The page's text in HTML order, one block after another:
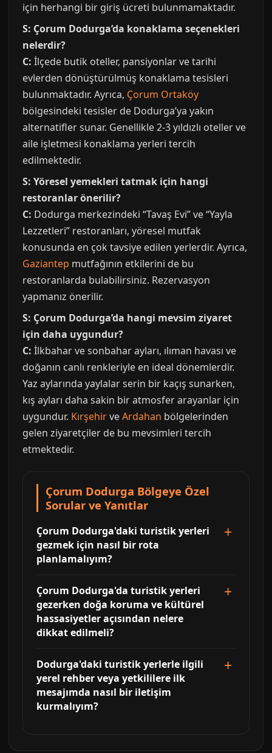
için herhangi bir giriş ücreti bulunmamaktadır.
S: Çorum Dodurga’da konaklama seçenekleri
nelerdir?
C: İlçede butik oteller, pansiyonlar ve tarihi
evlerden dönüştürülmüş konaklama tesisleri
bulunmaktadır. Ayrıca, Çorum Ortaköy
bölgesindeki tesisler de Dodurga’ya yakın
alternatifler sunar. Genellikle 2-3 yıldızlı oteller ve
aile işletmesi konaklama yerleri tercih
edilmektedir.
S: Yöresel yemekleri tatmak için hangi
restoranlar önerilir?
C: Dodurga merkezindeki “Tavaş Evi” ve “Yayla
Lezzetleri” restoranları, yöresel mutfak
konusunda en çok tavsiye edilen yerlerdir. Ayrıca,
Gaziantep mutfağının etkilerini de bu
restoranlarda bulabilirsiniz. Rezervasyon
yapmanız önerilir.
S: Çorum Dodurga’da hangi mevsim ziyaret
için daha uygundur?
C: İlkbahar ve sonbahar ayları, ılıman havası ve
doğanın canlı renkleriyle en ideal dönemlerdir.
Yaz aylarında yaylalar serin bir kaçış sunarken,
kış ayları daha sakin bir atmosfer arayanlar için
uygundur. KırşehirveArdahan bölgelerinden
gelen ziyaretçiler de bu mevsimleri tercih
etmektedir.
Çorum Dodurga Bölgeye Özel
Sorular ve Yanıtlar
Çorum Dodurga'daki turistik yerleri
gezmek için nasıl bir rota
planlamalıyım?
Çorum Dodurga'da turistik yerleri
gezerken doğa koruma ve kültürel
hassasiyetler açısından nelere
dikkat edilmeli?
Dodurga'daki turistik yerlerle ilgili
yerel rehber veya yetkililere ilk
mesajımda nasıl bir iletişim
kurmalıyım?